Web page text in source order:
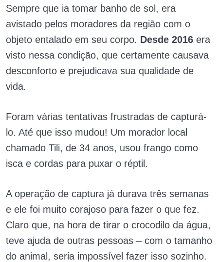
Sempre que ia tomar banho de sol, era
avistado pelos moradores da região com o
objeto entalado em seu corpo. Desde 2016 era
visto nessa condição, que certamente causava
desconforto e prejudicava sua qualidade de
vida.
Foram várias tentativas frustradas de capturá-
lo. Até que isso mudou! Um morador local
chamado Tili, de 34 anos, usou frango como
isca e cordas para puxar o réptil.
A operação de captura já durava três semanas
e ele foi muito corajoso para fazer o que fez.
Claro que, na hora de tirar o crocodilo da água,
teve ajuda de outras pessoas – com o tamanho
do animal, seria impossível fazer isso sozinho.